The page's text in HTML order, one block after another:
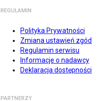
REGULAMIN
Polityka Prywatności
Zmiana ustawień zgód
Regulamin serwisu
Informacje o nadawcy
Deklaracja dostępności
PARTNERZY